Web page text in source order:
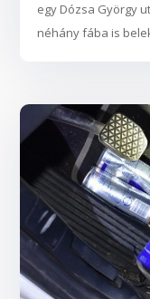
egy Dózsa György
néhány fába is